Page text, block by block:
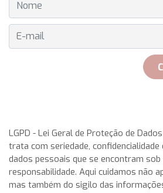
E-MAIL
her teammates. Rosa Garca Malea
the hand of Don Javier Pomar, along
double antireflective coating.rolex
aquatimer cousteau divers replica
steel case having a chunky, in direct
LGPD - Lei Geral de Proteção de
trata com seriedade,
dados pessoais que se encontram sob
responsabilidade. Aqui cuidamos não
mas também do sigilo das